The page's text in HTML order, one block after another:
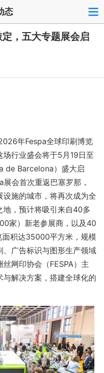
态
，五大专题展会启
年Fespa全球印刷博览
行业盛会将于5月19日至
de Barcelona）盛大启
会首次重返巴塞罗那，
施的城市，将再次成为全
地，预计将吸引来自40多
家）新老参展商，以及40
积达35000平方米，规模
广告标识与图形生产领域
网印协会（FESPA）主
解决方案，搭建全球化的